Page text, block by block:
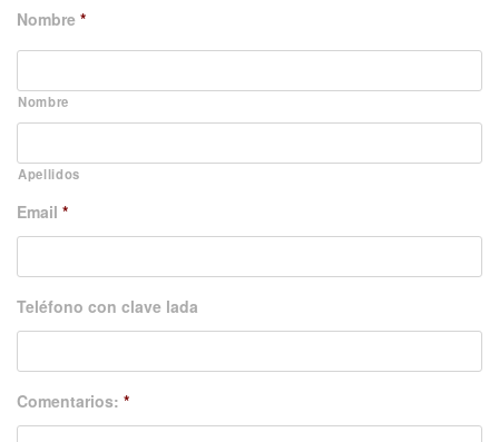
Nombre *
Nombre
Apellidos
Email *
Teléfono con clave lada
Comentarios: *